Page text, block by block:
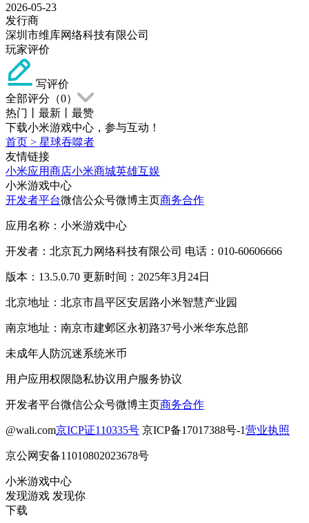
2026-05-23
发行商
深圳市维库网络科技有限公司
玩家评价
写评价
全部评分（0）
热门
最新
最赞
下载小米游戏中心，参与互动！
首页 > 星球吞噬者
友情链接
小米应用商店小米商城英雄互娱
小米游戏中心
开发者平台微信公众号微博主页商务合作
应用名称：小米游戏中心
开发者：北京瓦力网络科技有限公司 电话：010-60606666
版本：13.5.0.70 更新时间：2025年3月24日
北京地址：北京市昌平区安居路小米智慧产业园
南京地址：南京市建邺区永初路37号小米华东总部
未成年人防沉迷系统米币
用户应用权限隐私协议用户服务协议
开发者平台微信公众号微博主页商务合作
@wali.com京ICP证110335号 京ICP备17017388号-1营业执照
京公网安备11010802023678号
小米游戏中心
发现游戏 发现你
下载